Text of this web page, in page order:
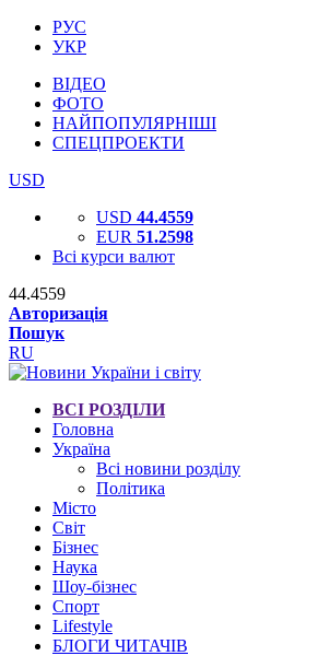
РУС
УКР
ВІДЕО
ФОТО
НАЙПОПУЛЯРНІШІ
СПЕЦПРОЕКТИ
USD
USD 44.4559
EUR 51.2598
Всі курси валют
44.4559
Авторизація
Пошук
RU
ВСІ РОЗДІЛИ
Головна
Україна
Всі новини розділу
Політика
Місто
Світ
Бізнес
Наука
Шоу-бізнес
Спорт
Lifestyle
БЛОГИ ЧИТАЧІВ